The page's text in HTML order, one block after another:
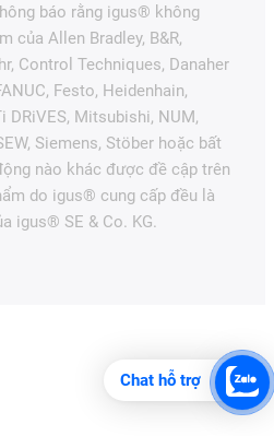
báo rằng igus® không
của Allen Bradley, B&R,
Control Techniques, Danaher
Festo, Heidenhain,
DRiVES, Mitsubishi, NUM,
Siemens, Stöber hoặc bất
nào khác được đề cập trên
do igus® cung cấp đều là
igus® SE & Co. KG.
Chat hỗ trợ